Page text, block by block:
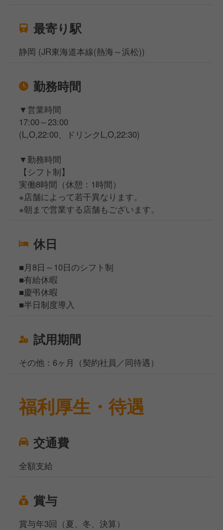
最寄り駅
静岡 (JR東海道本線(熱海～浜松))
勤務時間
▼営業時間
17:00～23:00
(L,O,22:00、ドリンクL,O,22:30)
▼勤務時間
【シフト制】
実働8時間（休憩：1時間）
※店舗によって若干異なります。
※朝まで営業する店舗もございます。
休日
■月8日～10日のシフト制
■有給休暇
■慶弔休暇
■半日制度導入
試用期間
その他：6ヶ月（契約社員／同待遇）
福利厚生・待遇
交通費
全額支給
賞与
賞与年3回（夏、冬、決算）